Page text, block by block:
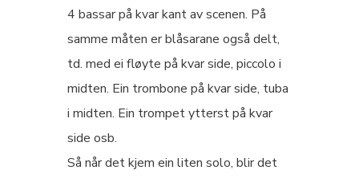
4 bassar på kvar kant av scenen. På
samme måten er blåsarane også delt,
td. med ei fløyte på kvar side, piccolo i
midten. Ein trombone på kvar side, tuba
i midten. Ein trompet ytterst på kvar
side osb.
Så når det kjem ein liten solo, blir det